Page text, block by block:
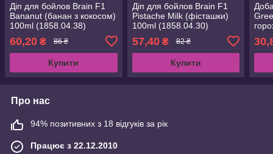
Діп для бойлов Brain F1
Bananut (банан з кокосом)
100ml (1858.04.38)
60,20 ₴ 86 ₴
Купити
Діп для бойлов Brain F1
Pistache Milk (фісташки)
100ml (1858.04.30)
57,40₴ 82 ₴
Купити
Про нас
94% позитивних з 18 відгуків за рік
Працює з 22.12.2010